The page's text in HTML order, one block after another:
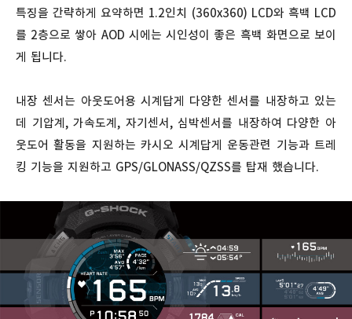
특징을 간략하게 요약하면 1.2인치 (360x360) LCD와 흑백 LCD
를 2층으로 쌓아 AOD 시에는 시인성이 좋은 흑백 화면으로 보이
게 됩니다.
내장 센서는 아웃도어용 시계답게 다양한 센서를 내장하고 있는
데 기압계, 가속도계, 자기센서, 심박센서를 내장하여 다양한 아
웃도어 활동을 지원하는 카시오 시계답게 운동관련 기능과 트레
킹 기능을 지원하고 GPS/GLONASS/QZSS를 탑재 했습니다.